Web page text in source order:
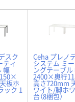
スク
ティ
幅
板ホ
ック 1
Ceha プレノ
システム ミ
ングテーブル
2400×奥行
高さ720mm
ワイト/脚ホ
台（8梱包）